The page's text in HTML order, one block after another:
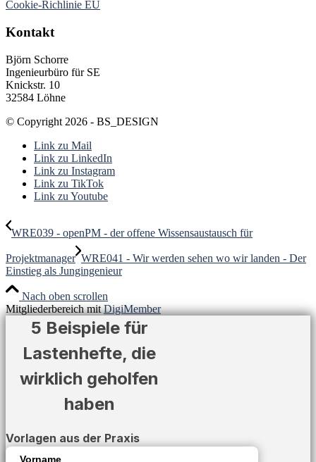
Cookie-Richlinie EU
Kontakt
Björn Schorre
Ingenieurbüro für SE
Knickstr. 10
32584 Löhne
© Copyright 2026 - BS_DESIGN
Link zu Mail
Link zu LinkedIn
Link zu Instagram
Link zu TikTok
Link zu Youtube
WRE039 - openPM - der offene Wissensaustausch für
Projektmanager WRE041 - Wir werden sehen wo wir landen - Der
Einstieg als Jungingenieur
Nach oben scrollen
Mitgliederbereich mitDigiMember
5 Beispiele für
Lastenhefte, die
wirklich geholfen
haben
Vorlagen aus der Praxis
Vorname